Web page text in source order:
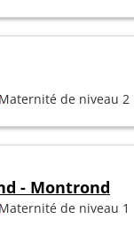
de niveau 2
- Montrond
de niveau 1